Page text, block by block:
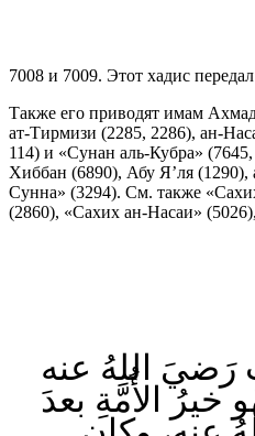
7008 и 7009. Этот хадис
Также его приводят имам
ат-Тирмизи (2285, 2286), ан-
114) и «Сунан аль-Кубра»
Хиббан (6890), Абу Я’ля (1290),
Сунна» (3294). См. также
(2860), «Сахих ан-Насаи»
رَضيَ اللهُ عنه
خيرُ الأُمَّةِ بعدَ